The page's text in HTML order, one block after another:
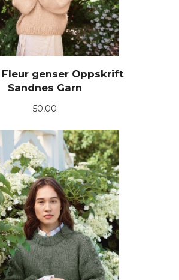
Fleur genser Oppskrift
Sandnes Garn
Pris
50,00